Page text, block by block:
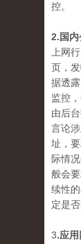
控。
2.国内
上网
页，
据透
监控
由后
言论
址，
际情
般会
续性
定是否
3.应用